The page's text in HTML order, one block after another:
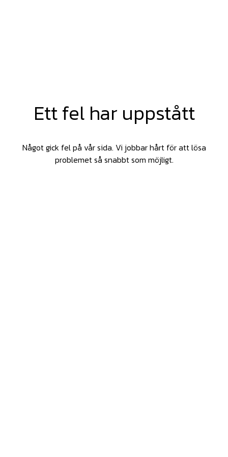
Ett fel har uppstått
Något gick fel på vår sida. Vi jobbar hårt för att lösa
problemet så snabbt som möjligt.